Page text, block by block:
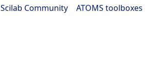
Scilab Community ATOMS toolboxes